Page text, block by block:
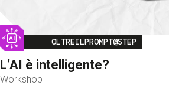
Image
OLTREILPROMPT@STEP
L’AI è intelligente?
Workshop